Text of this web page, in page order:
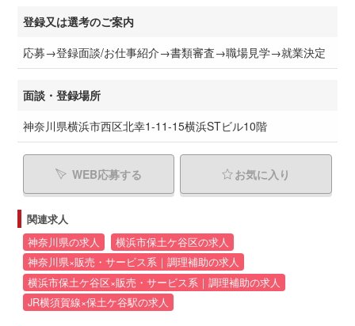
登録又は選考のご案内
応募→登録面談/お仕事紹介→書類審査→職場見学→就業決定
面談・登録場所
神奈川県横浜市西区北幸1-11-15横浜STビル10階
WEB応募する お気に入り
関連求人
神奈川県の求人
横浜市保土ケ谷区の求人
神奈川県×販売・サービス系｜調理補助の求人
横浜市保土ケ谷区×販売・サービス系｜調理補助の求人
JR横須賀線×保土ケ谷駅の求人